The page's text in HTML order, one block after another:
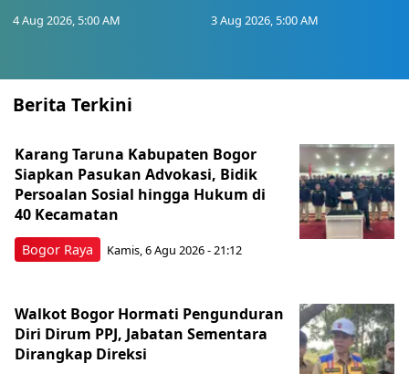
4 Aug 2026, 5:00 AM 3 Aug 2026, 5:00 AM
Berita Terkini
Bogor Raya
Karang Taruna Kabupaten Bogor
Siapkan Pasukan Advokasi, Bidik
Persoalan Sosial hingga Hukum di
40 Kecamatan
Kamis, 6 Agu 2026 - 21:12
Walkot Bogor Hormati Pengunduran
Diri Dirum PPJ, Jabatan Sementara
Dirangkap Direksi